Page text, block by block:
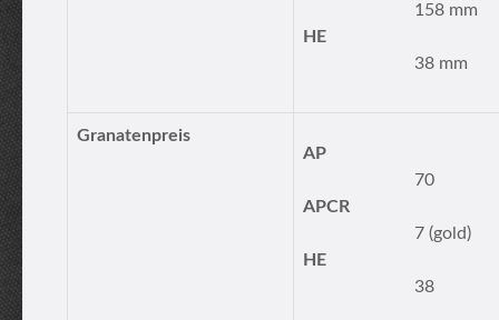
158 mm
HE
38 mm
Granatenpreis
AP
70
APCR
7 (gold)
HE
38